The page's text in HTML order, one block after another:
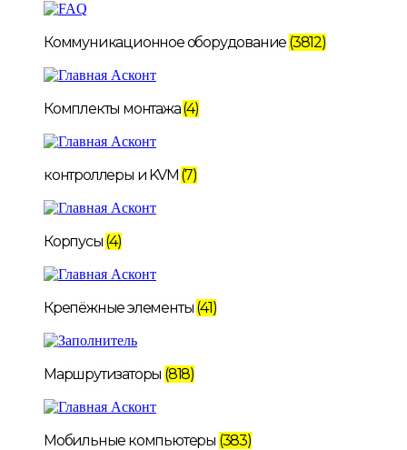
Коммуникационное оборудование (3812)
Комплекты монтажа(4)
контроллеры и KVM (7)
Корпусы (4)
Крепёжные элементы (41)
Маршрутизаторы (818)
Мобильные компьютеры (383)